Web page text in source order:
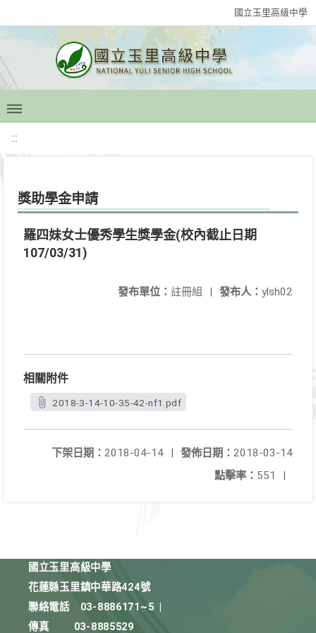
國立玉里高級中學
:::
獎助學金申請
羅四妹女士優秀學生獎學金(校內截止日期
107/03/31)
發布人： ylsh02
發布單位： 註冊組 |
相關附件
2018-3-14-10-35-42-nf1.pdf
發佈日期： 2018-03-14
下架日期： 2018-04-14
|
點擊率： 551 |
國立玉里高級中學
花蓮縣玉里鎮中華路424號
聯絡電話
03-8886171~5
傳真
03-8885529